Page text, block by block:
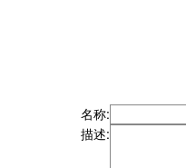
名称:
描述: